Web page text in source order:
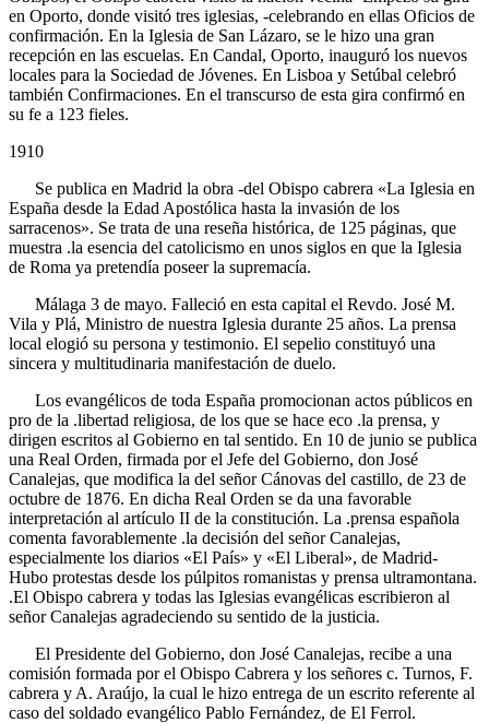
en Oporto, donde visitó tres iglesias, -celebrando en ellas Oficios de
confirmación. En la Iglesia de San Lázaro, se le hizo una gran
recepción en las escuelas. En Candal, Oporto, inauguró los nuevos
locales para la Sociedad de Jóvenes. En Lisboa y Setúbal celebró
también Confirmaciones. En el transcurso de esta gira confirmó en
su fe a 123 fieles.
1910
Se publica en Madrid la obra -del Obispo cabrera «La Iglesia en
España desde la Edad Apostólica hasta la invasión de los
sarracenos». Se trata de una reseña histórica, de 125 páginas, que
muestra .la esencia del catolicismo en unos siglos en que la Iglesia
de Roma ya pretendía poseer la supremacía.
Málaga 3 de mayo. Falleció en esta capital el Revdo. José M.
Vila y Plá, Ministro de nuestra Iglesia durante 25 años. La prensa
local elogió su persona y testimonio. El sepelio constituyó una
sincera y multitudinaria manifestación de duelo.
Los evangélicos de toda España promocionan actos públicos en
pro de la .libertad religiosa, de los que se hace eco .la prensa, y
dirigen escritos al Gobierno en tal sentido. En 10 de junio se publica
una Real Orden, firmada por el Jefe del Gobierno, don José
Canalejas, que modifica la del señor Cánovas del castillo, de 23 de
octubre de 1876. En dicha Real Orden se da una favorable
interpretación al artículo II de la constitución. La .prensa española
comenta favorablemente .la decisión del señor Canalejas,
especialmente los diarios «El País» y «El Liberal», de Madrid-
Hubo protestas desde los púlpitos romanistas y prensa ultramontana.
.El Obispo cabrera y todas las Iglesias evangélicas escribieron al
señor Canalejas agradeciendo su sentido de la justicia.
El Presidente del Gobierno, don José Canalejas, recibe a una
comisión formada por el Obispo Cabrera y los señores c. Turnos, F.
cabrera y A. Araújo, la cual le hizo entrega de un escrito referente al
caso del soldado evangélico Pablo Fernández, de El Ferrol.